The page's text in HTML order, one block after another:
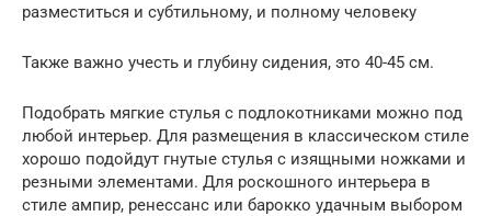
разместиться и субтильному, и полному человеку
Также важно учесть и глубину сидения, это 40-45 см.
Подобрать мягкие стулья с подлокотниками можно под
любой интерьер. Для размещения в классическом стиле
хорошо подойдут гнутые стулья с изящными ножками и
резными элементами. Для роскошного интерьера в
стиле ампир, ренессанс или барокко удачным выбором